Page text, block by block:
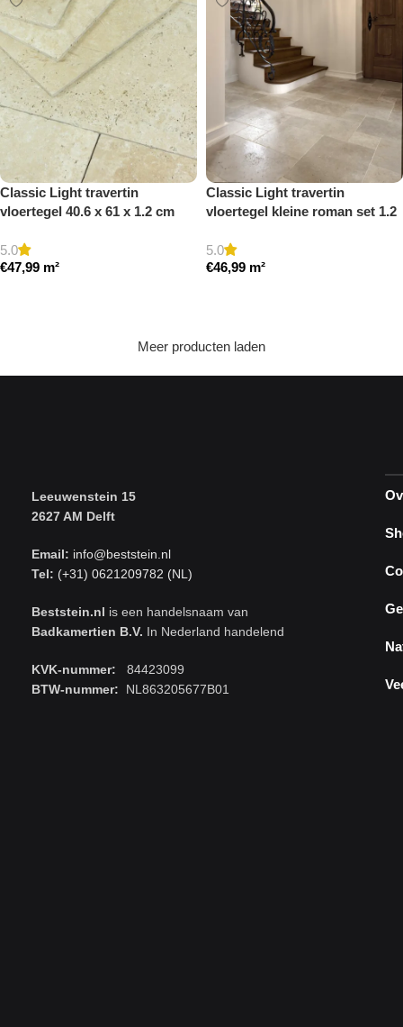
Classic Light travertin
vloertegel 40.6 x 61 x 1.2 cm
5.0
€47,99 m²
Classic Light travertin
vloertegel kleine roman set 1.2
5.0
€46,99 m²
Meer producten laden
Leeuwenstein 15
2627 AM Delft
Email: info@beststein.nl
Tel: (+31) 0621209782 (NL)
Beststein.nl is een handelsnaam van
Badkamertien B.V. In Nederland handelend
KVK-nummer: 84423099
BTW-nummer: NL863205677B01